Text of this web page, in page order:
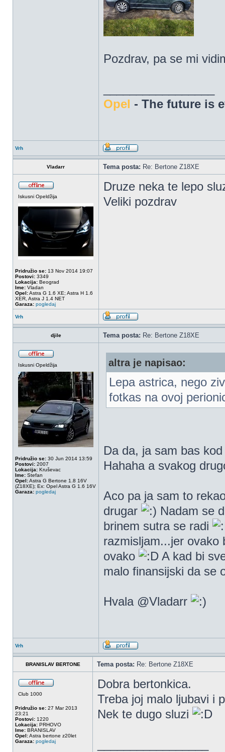
Pozdrav, pa se mi
Opel - The future is
Vrh
Vladarr Tema posta: Re: Bertone Z18XE
Iskusni Opeldžija
Pridružio se: 13 Nov 2014 19:07
Postovi: 3349
Lokacija: Beograd
Ime: Vladan
Opel:Astra G 1.6 XE; Astra H 1.6
XER, Astra J 1.4 NET
Garaza: pogledaj
Druze neka te lepo
Veliki pozdrav
Vrh
djile Tema posta: Re: Bertone Z18XE
Iskusni Opeldžija
Pridružio se: 30 Jun 2014 13:59
Postovi: 2007
Lokacija: Kruševac
Ime: Stefan
Opel:Astra G Bertone 1.8 16V
(Z18XE); Ex: Opel Astra G 1.6 16V
Garaza: pogledaj
altra je napisao:
Lepa astrica, nego
fotkas na ovoj
Da da, ja sam bas
Hahaha a svakog
Aco pa ja sam to
drugar
Nadam se
brinem sutra se radi
razmisljam...jer ovako
ovako
A kad bi
malo finansijski da se
Hvala @Vladarr
Vrh
BRANISLAV BERTONE Tema posta: Re: Bertone Z18XE
Club 1000
Pridružio se: 27 Mar 2013
23:21
Postovi: 1220
Lokacija: PRHOVO
Ime: BRANISLAV
Opel:Astra bertone z20let
Garaza: pogledaj
Dobra bertonkica.
Treba joj malo ljubavi i
Nek te dugo sluzi